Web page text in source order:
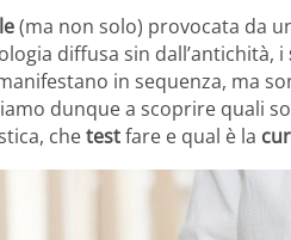
(ma non solo) provocata da
diffusa sin dall’antichità, i
in sequenza, ma
dunque a scoprire quali
chetestfare e qual è la